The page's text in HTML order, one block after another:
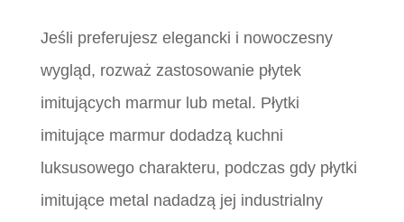
Jeśli preferujesz elegancki i nowoczesny
wygląd, rozważ zastosowanie płytek
imitujących marmur lub metal. Płytki
imitujące marmur dodadzą kuchni
luksusowego charakteru, podczas gdy płytki
imitujące metal nadadzą jej industrialny